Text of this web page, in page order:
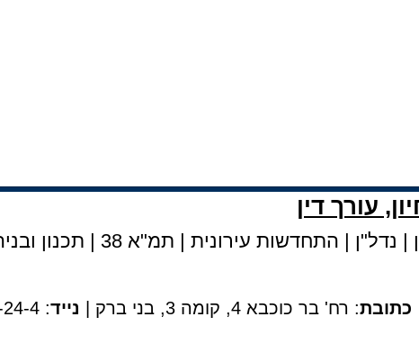
עורך דין
| נדל"ן | התחדשות עירונית | תמ"א 38 | תכנון
כתובת: רח' בר כוכבא 4, קומה 3, בני ברק | נייד: 050-99-24-24-4 |